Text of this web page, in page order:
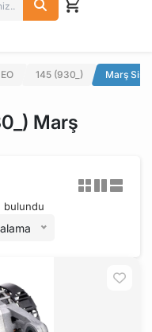
145 (930_) Marş
Marş
bulundu